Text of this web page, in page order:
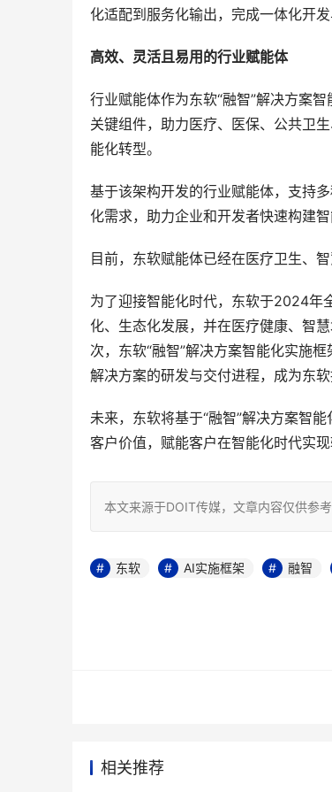
化适配到服务化输出，完成一体化开
高效、灵活且易用的行业赋能体
行业赋能体作为东软“融智”解决方案
关键组件，助力医疗、医保、公共卫
能化转型。
基于该架构开发的行业赋能体，支持
化需求，助力企业和开发者快速构建智
目前，东软赋能体已经在医疗卫生、
为了迎接智能化时代，东软于2024年
化、生态化发展，并在医疗健康、智
次，东软“融智”解决方案智能化实施
解决方案的研发与交付进程，成为东
未来，东软将基于“融智”解决方案智
客户价值，赋能客户在智能化时代实现
本文来源于DOIT传媒，文章内容仅供参考
东软 AI实施框架 融智
相关推荐